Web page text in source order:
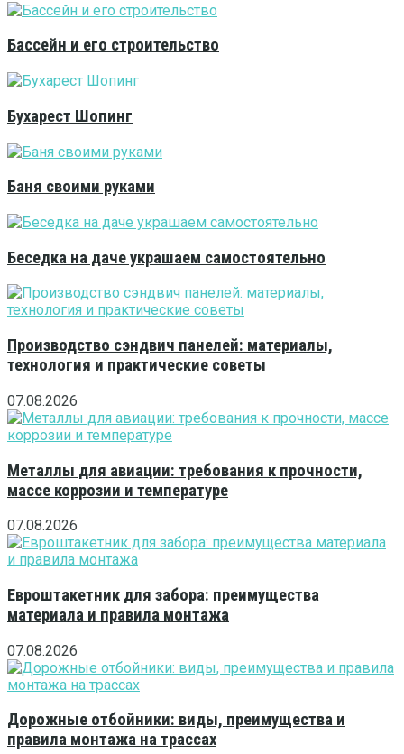
Бассейн и его строительство
Бухарест Шопинг
Баня своими руками
Беседка на даче украшаем самостоятельно
Производство сэндвич панелей: материалы,
технология и практические советы
07.08.2026
Металлы для авиации: требования к прочности,
массе коррозии и температуре
07.08.2026
Евроштакетник для забора: преимущества
материала и правила монтажа
07.08.2026
Дорожные отбойники: виды, преимущества и
правила монтажа на трассах